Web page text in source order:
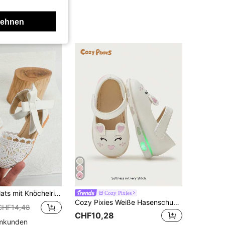
atmungsaktiv für Outdoor Cozy Pixies
Cozy Pixies Weiße Hasenschuhe mit glänzender Textur, 3D-Hasenohren-Design, süßes Cartoon-Motiv, weich & bequem, modische Prinzessinnenschuhe
CHF10,28